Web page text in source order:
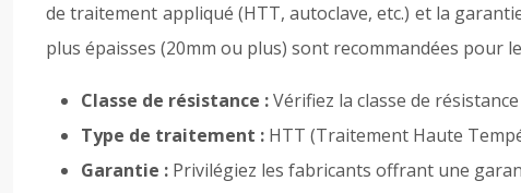
de traitement appliqué (HTT, autoclave, etc.) et la
plus épaisses (20mm ou plus) sont recommandées pour
Classe de résistance :Vérifiez la classe de
Type de traitement : HTT (Traitement Haute
Garantie : Privilégiez les fabricants offrant une